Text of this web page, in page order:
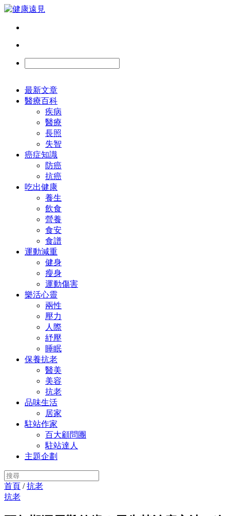
最新文章
醫療百科
疾病
醫療
長照
失智
癌症知識
防癌
抗癌
吃出健康
養生
飲食
營養
食安
食譜
運動減重
健身
瘦身
運動傷害
樂活心靈
兩性
壓力
人際
紓壓
睡眠
保養抗老
醫美
美容
抗老
品味生活
居家
駐站作家
百大顧問團
駐站達人
主題企劃
首頁 /抗老
抗老